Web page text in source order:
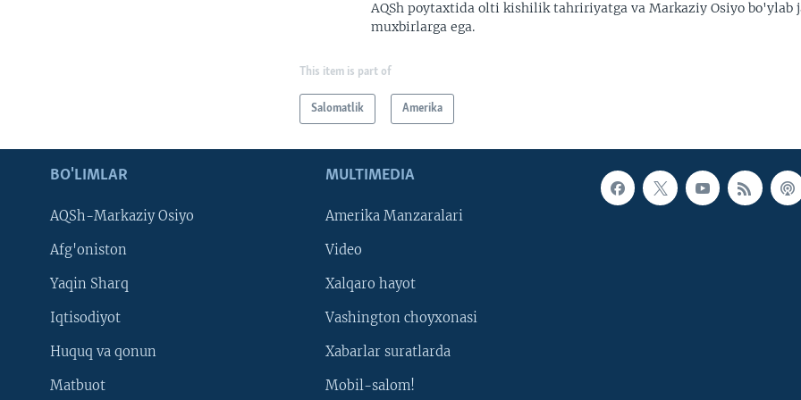
AQSh poytaxtida olti kishilik tahririyatga va Markaziy Osiyo bo'ylab
muxbirlarga ega.
This item is part of
Salomatlik Amerika
BO'LIMLAR
AQSh-Markaziy Osiyo
Afg'oniston
Yaqin Sharq
Iqtisodiyot
Huquq va qonun
Matbuot
MULTIMEDIA
Amerika Manzaralari
Video
Xalqaro hayot
Vashington choyxonasi
Xabarlar suratlarda
Mobil-salom!